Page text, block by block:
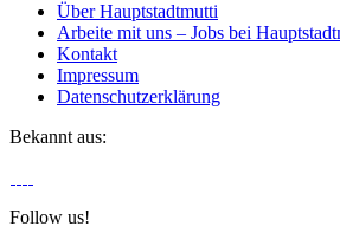
Über Hauptstadtmutti
Arbeite mit uns – Jobs bei
Kontakt
Impressum
Datenschutzerklärung
Bekannt aus:
Follow us!